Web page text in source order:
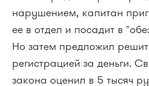
нарушением, капитан
ее в отдел и посадит в
Но затем предложил
регистрацией за деньги.
закона оценил в 5 тысяч